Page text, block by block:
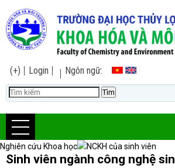
(+) Login Ngôn ngữ:
Nghiên cứu Khoa học NCKH của sinh viên
Sinh viên ngành công nghệ